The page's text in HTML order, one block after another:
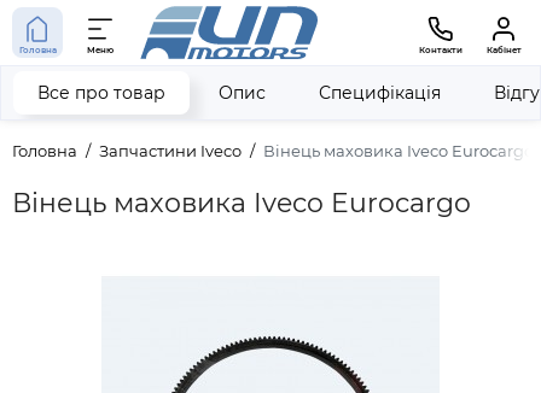
Головна Меню Контакти Кабінет
Головна Запчастини Iveco Вінець маховика Iveco Eurocargo
Вінець маховика Iveco Eurocargo
Все про товар Опис Специфікація